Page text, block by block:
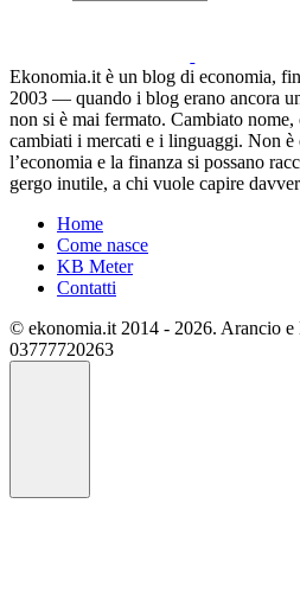
Ekonomia.it è un blog di economia,
2003 — quando i blog erano ancora
non si è mai fermato. Cambiato nome,
cambiati i mercati e i linguaggi. Non è
l’economia e la finanza si possano
gergo inutile, a chi vuole capire
Home
Come nasce
KB Meter
Contatti
© ekonomia.it 2014 - 2026. Arancio
03777720263